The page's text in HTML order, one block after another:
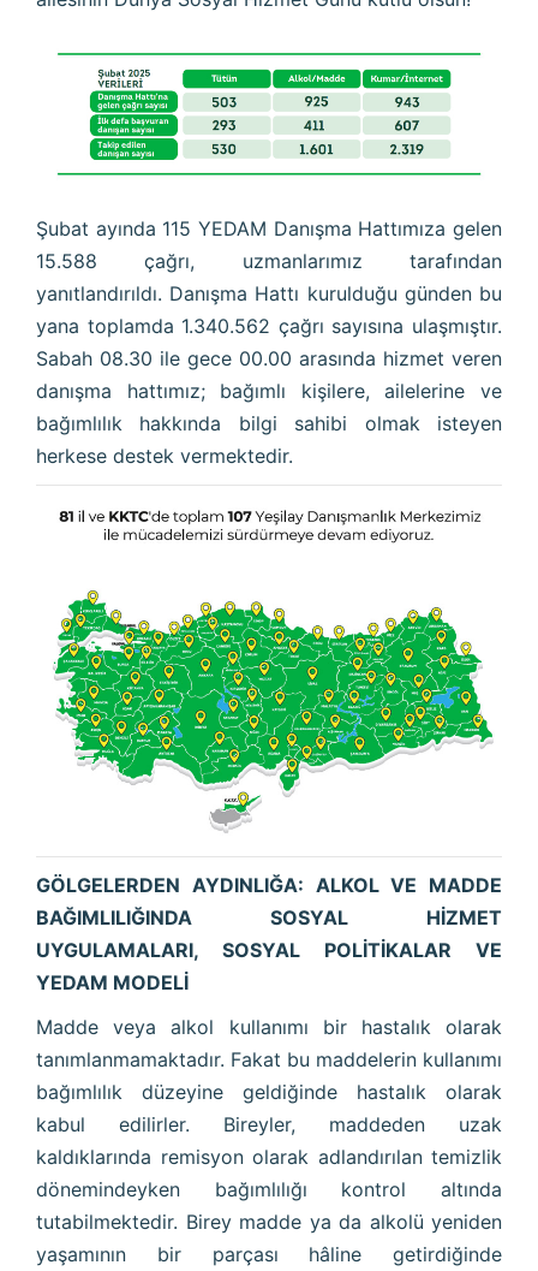
Şubat ayında 115 YEDAM Danışma Hattımıza gelen
15.588 çağrı, uzmanlarımız tarafından
yanıtlandırıldı. Danışma Hattı kurulduğu günden bu
yana toplamda 1.340.562 çağrı sayısına ulaşmıştır.
Sabah 08.30 ile gece 00.00 arasında hizmet veren
danışma hattımız; bağımlı kişilere, ailelerine ve
bağımlılık hakkında bilgi sahibi olmak isteyen
herkese destek vermektedir.
GÖLGELERDEN AYDINLIĞA: ALKOL VE MADDE
BAĞIMLILIĞINDA SOSYAL HİZMET
UYGULAMALARI, SOSYAL POLİTİKALAR VE
YEDAM MODELİ
Madde veya alkol kullanımı bir hastalık olarak
tanımlanmamaktadır. Fakat bu maddelerin kullanımı
bağımlılık düzeyine geldiğinde hastalık olarak
kabul edilirler. Bireyler, maddeden uzak
kaldıklarında remisyon olarak adlandırılan temizlik
dönemindeyken bağımlılığı kontrol altında
tutabilmektedir. Birey madde ya da alkolü yeniden
yaşamının bir parçası hâline getirdiğinde